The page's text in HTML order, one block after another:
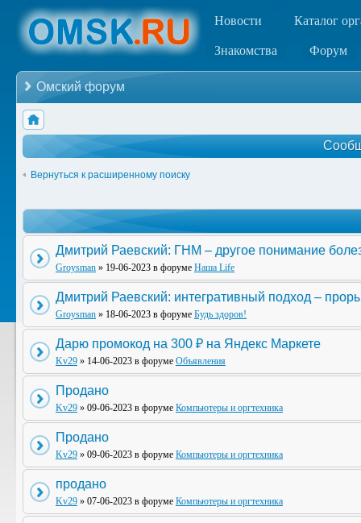
Новости Каталог
Знакомства Форум
Омский форум
Вернуться к расширенному поиску
Дмитрий Раевский: ГНМ – другое понимание
Groysman » 19-06-2023 в форуме Наша Life
Дмитрий Раевский: интегративный подход –
Groysman » 18-06-2023 в форуме Будь здоров!
Дарю промокод на 300 ₽ на Яндекс Маркете
Kv29 » 14-06-2023 в форуме Объявления
Продано
Kv29 » 09-06-2023 в форуме Компьютеры и оргтехника
Продано
Kv29 » 09-06-2023 в форуме Компьютеры и оргтехника
продано
Kv29 » 07-06-2023 в форуме Компьютеры и оргтехника